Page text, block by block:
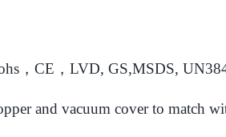
，CE，LVD, GS,MSDS,
and vacuum cover to match